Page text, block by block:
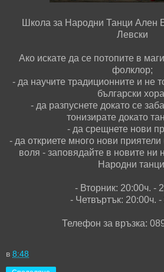
Школа за Народни Танци Ален
Левски
Ако искате да се потопите в
фолклор;
- да научите традиционните и не
български
- да разпуснете докато се
тонизирате докато
- да срещнете нови
- да откриете много нови
воля - заповядайте в новите ни
Народни
- Вторник: 20:00ч. -
- Четвъртък: 20:00ч. -
Телефон за връзка:
в 8:48